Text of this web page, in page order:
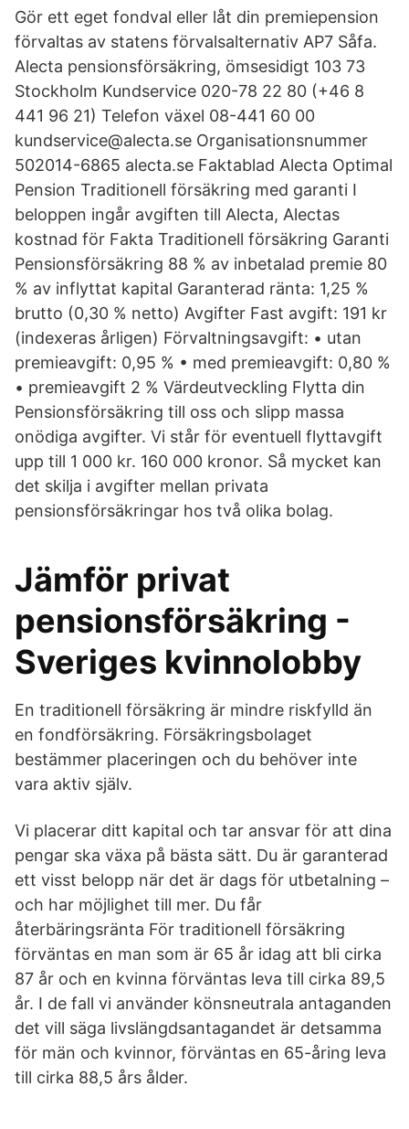
Gör ett eget fondval eller låt din premiepension
förvaltas av statens förvalsalternativ AP7 Såfa.
Alecta pensionsförsäkring, ömsesidigt 103 73
Stockholm Kundservice 020-78 22 80 (+46 8
441 96 21) Telefon växel 08-441 60 00
kundservice@alecta.se Organisationsnummer
502014-6865 alecta.se Faktablad Alecta Optimal
Pension Traditionell försäkring med garanti I
beloppen ingår avgiften till Alecta, Alectas
kostnad för Fakta Traditionell försäkring Garanti
Pensionsförsäkring 88 % av inbetalad premie 80
% av inflyttat kapital Garanterad ränta: 1,25 %
brutto (0,30 % netto) Avgifter Fast avgift: 191 kr
(indexeras årligen) Förvaltningsavgift: • utan
premieavgift: 0,95 % • med premieavgift: 0,80 %
• premieavgift 2 % Värdeutveckling Flytta din
Pensionsförsäkring till oss och slipp massa
onödiga avgifter. Vi står för eventuell flyttavgift
upp till 1 000 kr. 160 000 kronor. Så mycket kan
det skilja i avgifter mellan privata
pensionsförsäkringar hos två olika bolag.
Jämför privat
pensionsförsäkring -
Sveriges kvinnolobby
En traditionell försäkring är mindre riskfylld än
en fondförsäkring. Försäkringsbolaget
bestämmer placeringen och du behöver inte
vara aktiv själv.
Vi placerar ditt kapital och tar ansvar för att dina
pengar ska växa på bästa sätt. Du är garanterad
ett visst belopp när det är dags för utbetalning –
och har möjlighet till mer. Du får
återbäringsränta För traditionell försäkring
förväntas en man som är 65 år idag att bli cirka
87 år och en kvinna förväntas leva till cirka 89,5
år. I de fall vi använder könsneutrala antaganden
det vill säga livslängdsantagandet är detsamma
för män och kvinnor, förväntas en 65-åring leva
till cirka 88,5 års ålder.